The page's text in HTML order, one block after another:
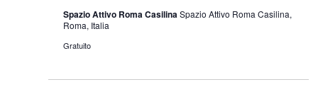
Spazio Attivo Roma CasilinaSpazio Attivo Roma Casilina,
Roma, Italia
Gratuito